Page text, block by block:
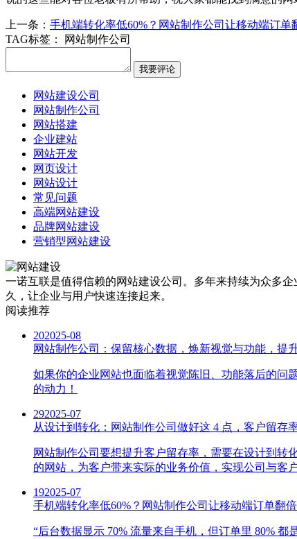
上一条： 手机端转化率低60%？网站制作公司让移动端订单
TAG标签：
网站制作公司
网站建设公司
网站制作公司
网站搭建
企业建站
网站开发
网页设计
网站设计
常见问题
高端网站建设
品牌网站建设
营销型网站建设
一诺互联是值得信赖的网站建设公司。多年来持续为众多
久，让企业与用户快速连接起来。
阅读推荐
202025-08
网站制作公司：保留核心数据，焕新视觉与功能，提
如果你的企业网站也面临着视觉陈旧、功能落后的问
的动力！
292025-07
从设计到转化：网站制作公司做好这 4 点，客户留存率
网站制作公司要想提升客户留存率，需要在设计到
的网站，为客户带来实际的业务价值，实现公司与客户
192025-07
手机端转化率低60%？网站制作公司让移动端订单翻倍
“后台数据显示 70% 流量来自手机，但订单里 80%